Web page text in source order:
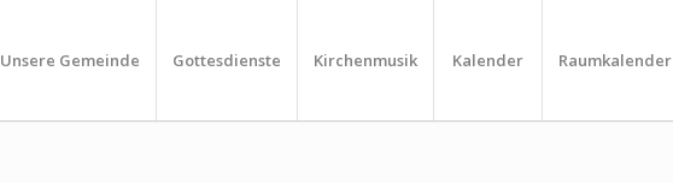
Unsere Gemeinde Gottesdienste Kirchenmusik Kalender Raumkalender